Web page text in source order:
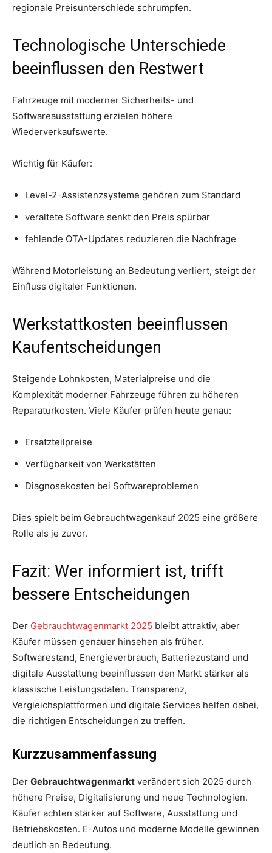
regionale Preisunterschiede schrumpfen.
Technologische Unterschiede
beeinflussen den Restwert
Fahrzeuge mit moderner Sicherheits- und
Softwareausstattung erzielen höhere
Wiederverkaufswerte.
Wichtig für Käufer:
Level-2-Assistenzsysteme gehören zum Standard
veraltete Software senkt den Preis spürbar
fehlende OTA-Updates reduzieren die Nachfrage
Während Motorleistung an Bedeutung verliert, steigt der
Einfluss digitaler Funktionen.
Werkstattkosten beeinflussen
Kaufentscheidungen
Steigende Lohnkosten, Materialpreise und die
Komplexität moderner Fahrzeuge führen zu höheren
Reparaturkosten. Viele Käufer prüfen heute genau:
Ersatzteilpreise
Verfügbarkeit von Werkstätten
Diagnosekosten bei Softwareproblemen
Dies spielt beim Gebrauchtwagenkauf 2025 eine größere
Rolle als je zuvor.
Fazit: Wer informiert ist, trifft
bessere Entscheidungen
Der Gebrauchtwagenmarkt 2025 bleibt attraktiv, aber
Käufer müssen genauer hinsehen als früher.
Softwarestand, Energieverbrauch, Batteriezustand und
digitale Ausstattung beeinflussen den Markt stärker als
klassische Leistungsdaten. Transparenz,
Vergleichsplattformen und digitale Services helfen dabei,
die richtigen Entscheidungen zu treffen.
Kurzzusammenfassung
Der Gebrauchtwagenmarkt verändert sich 2025 durch
höhere Preise, Digitalisierung und neue Technologien.
Käufer achten stärker auf Software, Ausstattung und
Betriebskosten. E-Autos und moderne Modelle gewinnen
deutlich an Bedeutung.